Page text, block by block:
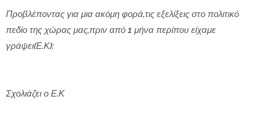
Προβλέποντας για μια ακόμη φορά,τις εξελίξεις στο πολιτικό
πεδίο της χώρας μας,πριν από 1 μήνα περίπου είχαμε
γράψει(Ε.Κ):
Σχολιάζει ο Ε.Κ